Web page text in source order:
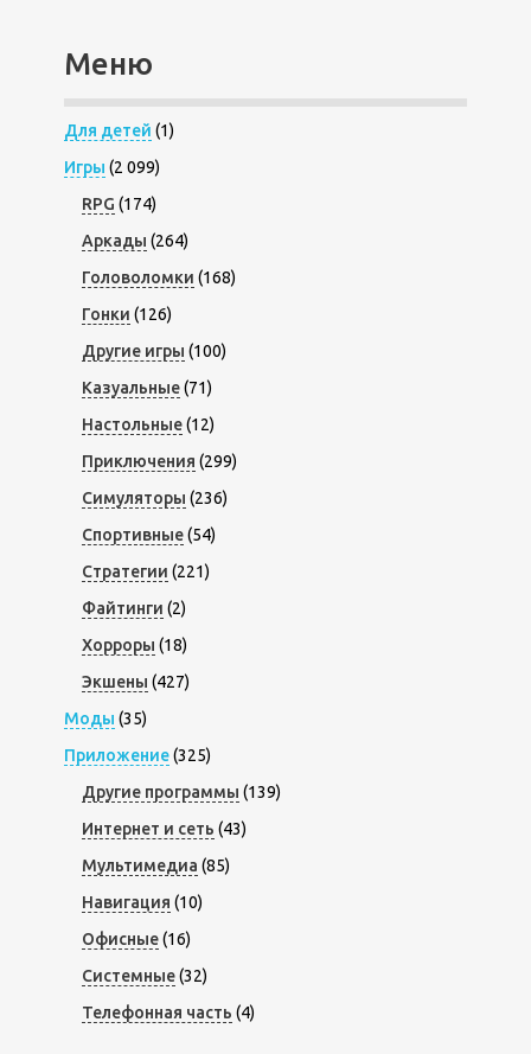
Меню
Для детей (1)
Игры (2 099)
RPG (174)
Аркады (264)
Головоломки (168)
Гонки (126)
Другие игры (100)
Казуальные(71)
Настольные(12)
Приключения (299)
Симуляторы (236)
Спортивные(54)
Стратегии (221)
Файтинги (2)
Хорроры (18)
Экшены (427)
Моды (35)
Приложение(325)
Другие программы (139)
Интернет и сеть (43)
Мультимедиа (85)
Навигация (10)
Офисные(16)
Системные(32)
Телефонная часть (4)